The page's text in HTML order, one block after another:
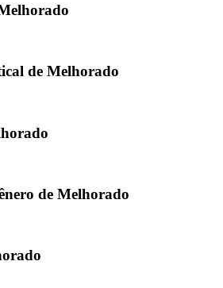
de Melhorado
de Melhorado